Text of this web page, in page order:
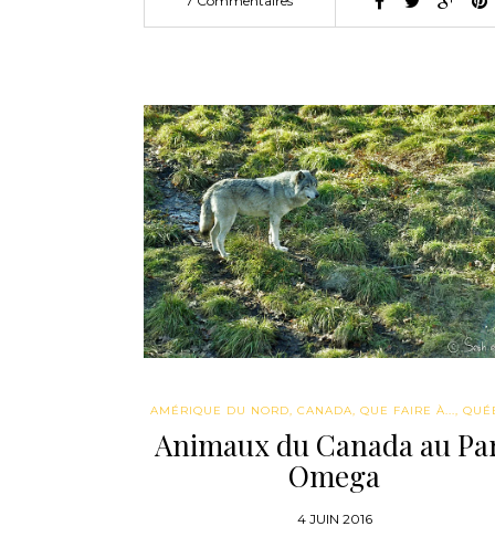
AMÉRIQUE DU NORD, CANADA, QUE FAIRE À...,
Animaux du Canada au
Omega
4 JUIN 2016